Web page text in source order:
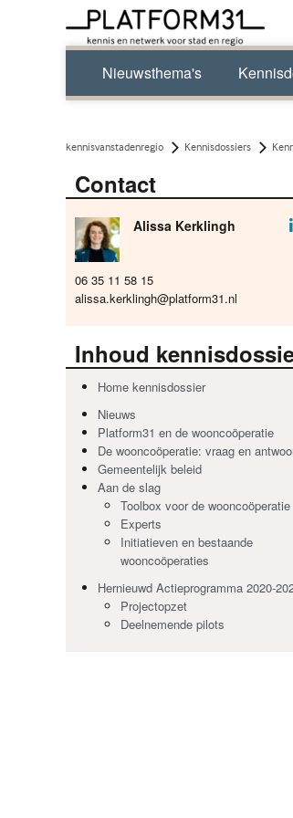
Nieuwsthema's
kennisvanstadenregio Kennisdossiers
Contact
Alissa Kerklingh
06 35 11 58 15
alissa.kerklingh@platform31.nl
Inhoud
Home kennisdossier
Nieuws
Platform31 en de wooncoöperatie
De wooncoöperatie: vraag en
Gemeentelijk beleid
Aan de slag
Toolbox voor de wooncoöperatie
Experts
Initiatieven en bestaande
wooncoöperaties
Hernieuwd Actieprogramma 2020-
Projectopzet
Deelnemende pilots